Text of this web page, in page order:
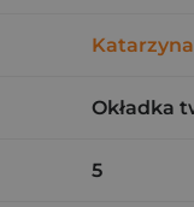
Okładka
5